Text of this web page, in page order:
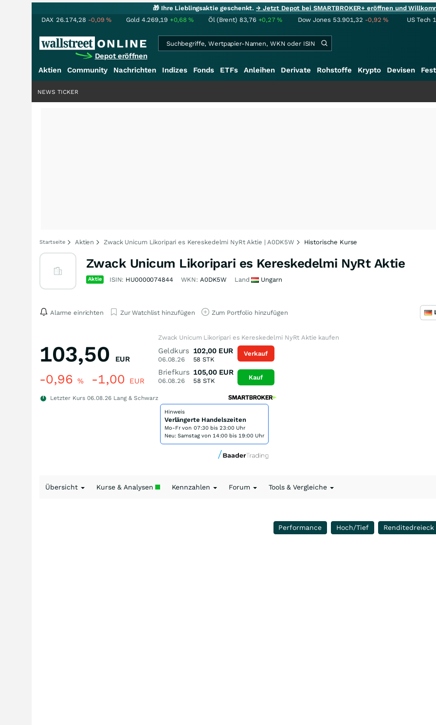
🎁 Ihre Lieblingsaktie geschenkt.→ Jetzt Depot bei SMARTBROKER+ eröffnen und
DAX 26.174,28 -0,09% Gold 4.269,19 +0,68% Öl (Brent) 83,76 +0,27% Dow Jones 53.901,32 -0,92% US Tech
Depot eröffnen
Aktien Community Nachrichten Indizes Fonds ETFs Anleihen Derivate Rohstoffe Krypto Devisen
NEWS TICKER
Startseite Aktien Zwack Unicum Likoripari es Kereskedelmi NyRt Aktie | A0DK5W Historische Kurse
Zwack Unicum Likoripari es Kereskedelmi NyRt Aktie
Aktie ISIN: HU0000074844 WKN: A0DK5W Land Ungarn
Alarme einrichten Zur Watchlist hinzufügen Zum Portfolio hinzufügen
103,50 EUR
-0,96 % -1,00 EUR
Letzter Kurs 06.08.26 Lang & Schwarz
Zwack Unicum Likoripari es Kereskedelmi NyRt Aktie kaufen
Geldkurs
06.08.26
102,00 EUR
58 STK
Briefkurs
06.08.26
105,00 EUR
58 STK
Verkauf
Kauf
Hinweis
Verlängerte Handelszeiten
Mo-Fr von 07:30 bis 23:00 Uhr
Neu: Samstag von 14:00 bis 19:00 Uhr
Übersicht Kurse & Analysen Kennzahlen Forum Tools & Vergleiche
Performance Hoch/Tief Renditedreieck